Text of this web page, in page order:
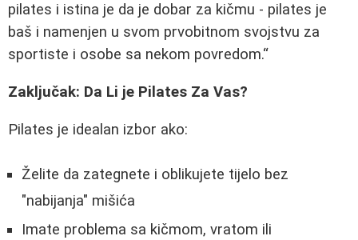
pilates i istina je da je dobar za kičmu - pilates je
baš i namenjen u svom prvobitnom svojstvu za
sportiste i osobe sa nekom povredom.
Zaključak: Da Li je Pilates Za Vas?
Pilates je idealan izbor ako:
Želite da zategnete i oblikujete tijelo bez
"nabijanja" mišića
Imate problema sa kičmom, vratom ili